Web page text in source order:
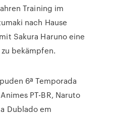
Training im
nach Hause
Sakura Haruno eine
bekämpfen.
6ª Temporada
PT-BR, Naruto
Dublado em